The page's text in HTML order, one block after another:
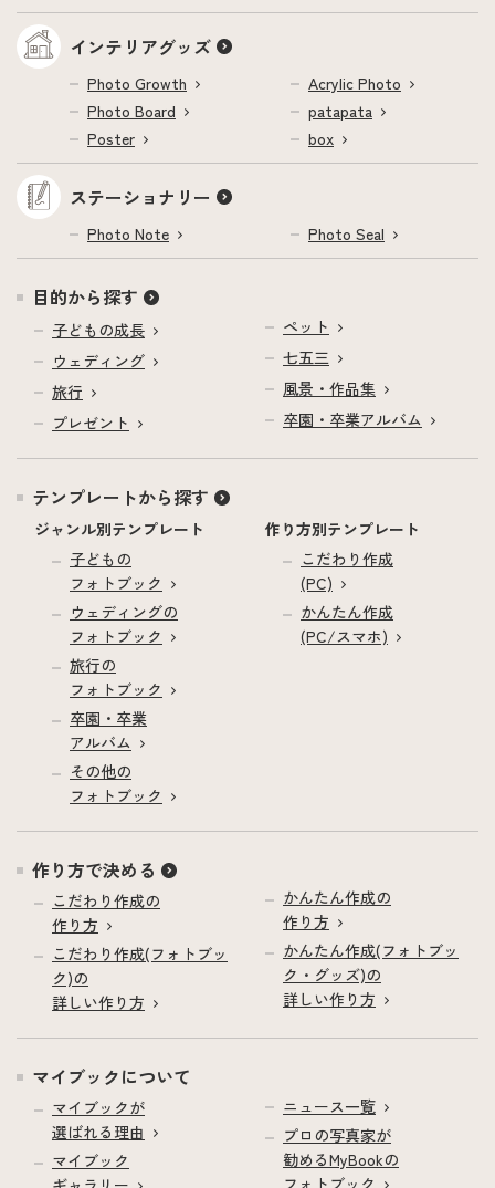
インテリアグッズ
Photo Growth
Photo Board
Poster
Acrylic Photo
patapata
box
ステーショナリー
Photo Note Photo Seal
目的から探す
子どもの成長
ウェディング
旅行
プレゼント
ペット
七五三
風景・作品集
卒園・卒業アルバム
テンプレートから探す
ジャンル別テンプレート
子どもの
フォトブック
ウェディングの
フォトブック
旅行の
フォトブック
卒園・卒業
アルバム
その他の
フォトブック
作り方別テンプレート
こだわり作成
(PC)
かんたん作成
(PC/スマホ)
作り方で決める
こだわり作成の
作り方
こだわり作成(フォトブッ
ク)の
詳しい作り方
かんたん作成の
作り方
かんたん作成(フォトブッ
ク・グッズ)の
詳しい作り方
マイブックについて
マイブックが
選ばれる理由
マイブック
ニュース一覧
プロの写真家が
勧めるMyBookの
フォトブック